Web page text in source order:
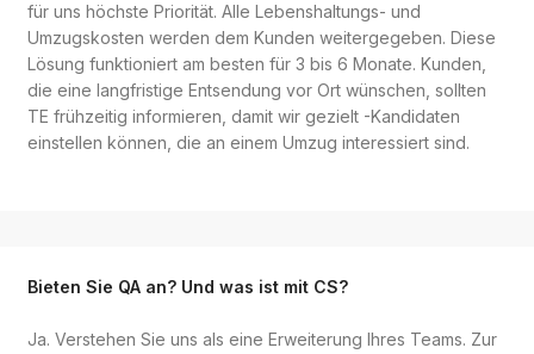
für uns höchste Priorität. Alle Lebenshaltungs- und
Umzugskosten werden dem Kunden weitergegeben. Diese
Lösung funktioniert am besten für 3 bis 6 Monate. Kunden,
die eine langfristige Entsendung vor Ort wünschen, sollten
TE frühzeitig informieren, damit wir gezielt -Kandidaten
einstellen können, die an einem Umzug interessiert sind.
Bieten Sie QA an? Und was ist mit CS?
Ja. Verstehen Sie uns als eine Erweiterung Ihres Teams. Zur